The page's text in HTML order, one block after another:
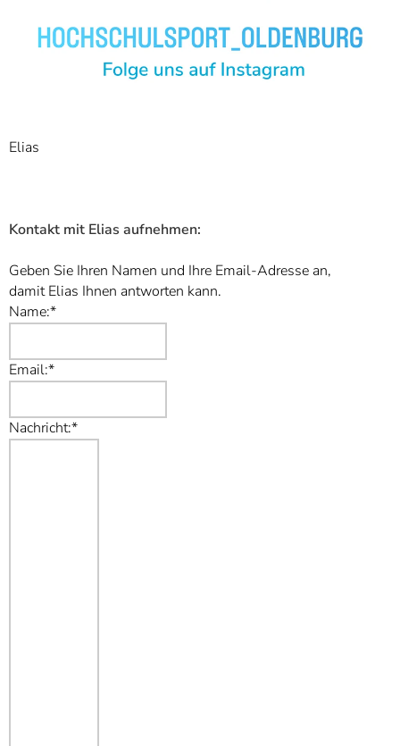
Elias
Kontakt mit Elias aufnehmen:
Geben Sie Ihren Namen und Ihre Email-Adresse an,
damit Elias Ihnen antworten kann.
Name:*
Email:*
Nachricht:*